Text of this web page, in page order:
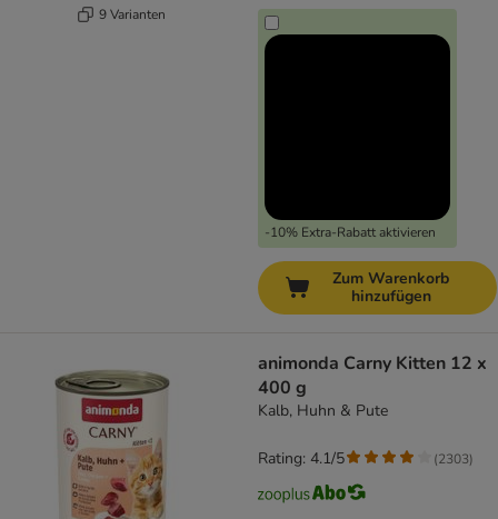
9 Varianten
-10% Extra-Rabatt aktivieren
Zum Warenkorb
hinzufügen
animonda Carny Kitten 12 x
400 g
Kalb, Huhn & Pute
Rating: 4.1/5 (2303)